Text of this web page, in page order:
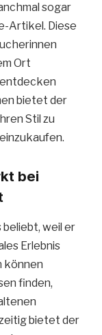
sogar
Artikel. Diese
Ort
bietet der
Stil zu
bei
weil er
Erlebnis
können
finden,
bietet der